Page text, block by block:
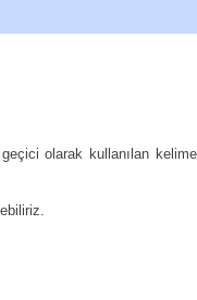
olarak kullanılan